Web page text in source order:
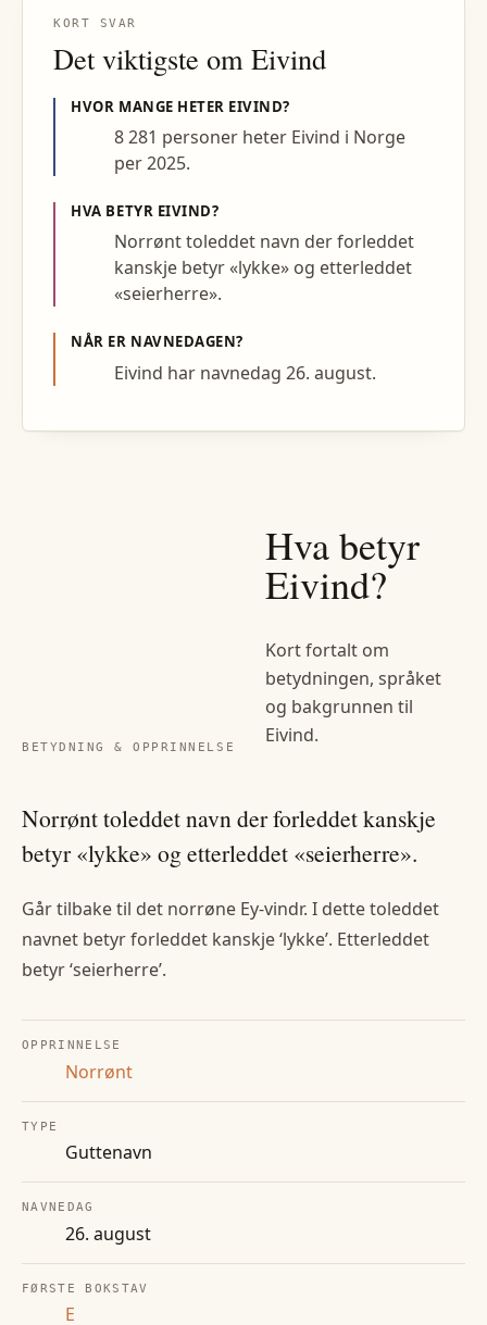
KORT SVAR
Det viktigste om Eivind
HVOR MANGE HETER EIVIND?
8 281 personer heter Eivind i Norge
per 2025.
HVA BETYR EIVIND?
Norrønt toleddet navn der forleddet
kanskje betyr «lykke» og etterleddet
«seierherre».
NÅR ER NAVNEDAGEN?
Eivind har navnedag 26. august.
BETYDNING & OPPRINNELSE
Hva betyr
Eivind?
Kort fortalt om
betydningen, språket
og bakgrunnen til
Eivind.
Norrønt toleddet navn der forleddet kanskje
betyr «lykke» og etterleddet «seierherre».
Går tilbake til det norrøne Ey-vindr. I dette toleddet
navnet betyr forleddet kanskje ‘lykke’. Etterleddet
betyr ‘seierherre’.
OPPRINNELSE
Norrønt
TYPE
Guttenavn
NAVNEDAG
26. august
FØRSTE BOKSTAV
E